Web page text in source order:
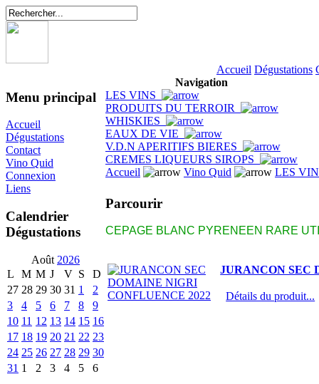
Accueil Dégustations
Menu principal
Accueil
Dégustations
Contact
Vino Quid
Connexion
Liens
Calendrier
Dégustations
Août 2026
L
M M J V S
D
27 28 29 30 31 1
2
3
4 5 6 7 8
9
10 11 12 13 14 15 16
17 18 19 20 21 22 23
24 25 26 27 28 29 30
31 1 2 3 4 5 6
Navigation
LES VINS
PRODUITS DU TERROIR
WHISKIES
EAUX DE VIE
V.D.N APERITIFS BIERES
CREMES LIQUEURS SIROPS
Accueil
Vino Quid LES
Parcourir
CEPAGE BLANC PYRENEEN RARE
JURANCON SEC
Détails du produit...